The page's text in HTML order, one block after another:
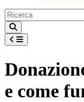
e come